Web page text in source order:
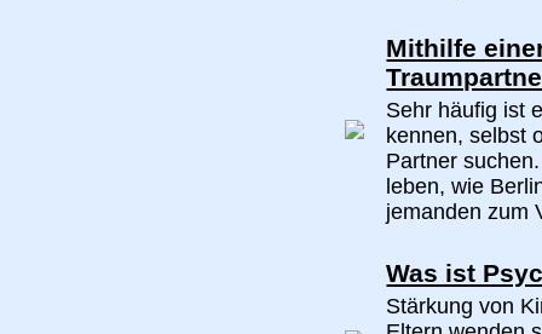
Mithilfe
Sehr häufig ist
kennen, selbst
Partner
leben, wie
jemanden zum
Was ist
Stärkung von